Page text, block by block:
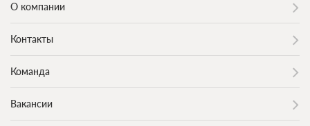
О компании
Контакты
Команда
Вакансии